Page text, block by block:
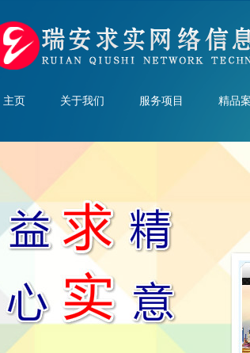
主页 关于我们 服务项目 精品